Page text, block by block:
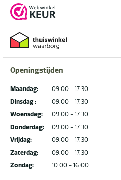
Openingstijden
Maandag:
Dinsdag :
Woensdag:
Donderdag:
Vrijdag:
Zaterdag:
Zondag:
09.00 - 17.30
09.00 - 17.30
09.00 - 17.30
09.00 - 17.30
09.00 - 17.30
09.00 - 17.30
10.00 - 16.00